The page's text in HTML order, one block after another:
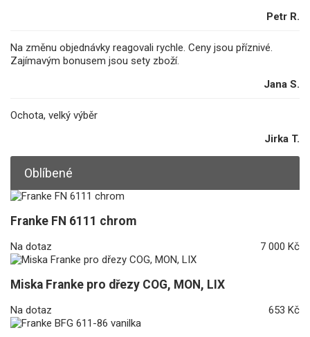
Petr R.
Na změnu objednávky reagovali rychle. Ceny jsou příznivé.
Zajímavým bonusem jsou sety zboží.
Jana S.
Ochota, velký výběr
Jirka T.
Oblíbené
Franke FN 6111 chrom
Na dotaz 7 000 Kč
Miska Franke pro dřezy COG, MON, LIX
Na dotaz 653 Kč